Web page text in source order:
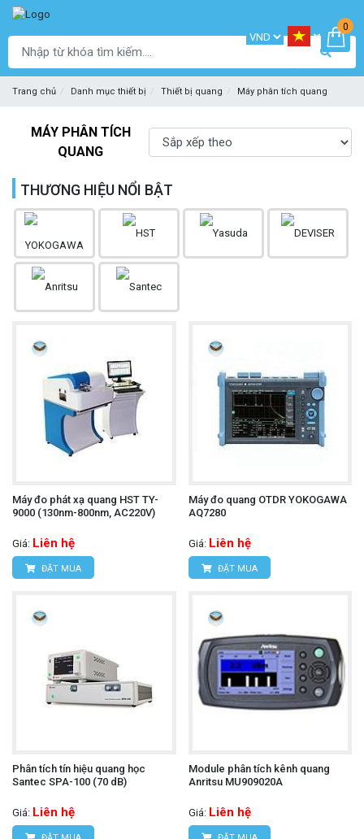
0
Trang chủ Danh mục thiết bị Thiết bị quang Máy phân tích quang
MÁY PHÂN TÍCH
QUANG
THƯƠNG HIỆU NỔI BẬT
Máy đo phát xạ quang HST TY-
9000 (130nm-800nm, AC220V)
Giá: Liên hệ
ĐẶT MUA
Máy đo quang OTDR YOKOGAWA
AQ7280
Giá: Liên hệ
ĐẶT MUA
Phân tích tín hiệu quang học
Santec SPA-100 (70 dB)
Giá: Liên hệ
Module phân tích kênh quang
Anritsu MU909020A
Giá: Liên hệ